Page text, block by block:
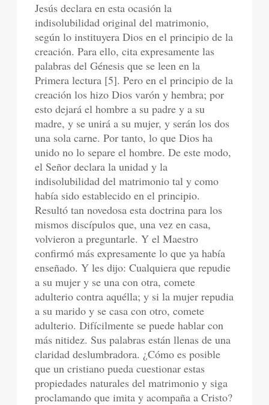
Jesús declara en esta ocasión la
indisolubilidad original del matrimonio,
según lo instituyera Dios en el principio de la
creación. Para ello, cita expresamente las
palabras del Génesis que se leen en la
Primera lectura [5]. Pero en el principio de la
creación los hizo Dios varón y hembra; por
esto dejará el hombre a su padre y a su
madre, y se unirá a su mujer, y serán los dos
una sola carne. Por tanto, lo que Dios ha
unido no lo separe el hombre. De este modo,
el Señor declara la unidad y la
indisolubilidad del matrimonio tal y como
había sido establecido en el principio.
Resultó tan novedosa esta doctrina para los
mismos discípulos que, una vez en casa,
volvieron a preguntarle. Y el Maestro
confirmó más expresamente lo que ya había
enseñado. Y les dijo: Cualquiera que repudie
a su mujer y se una con otra, comete
adulterio contra aquélla; y si la mujer repudia
a su marido y se casa con otro, comete
adulterio. Difícilmente se puede hablar con
más nitidez. Sus palabras están llenas de una
claridad deslumbradora. ¿Cómo es posible
que un cristiano pueda cuestionar estas
propiedades naturales del matrimonio y siga
proclamando que imita y acompaña a Cristo?